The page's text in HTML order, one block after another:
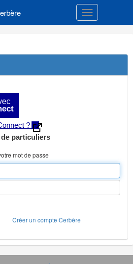
Toggle
?
particuliers
mot de passe
Créer un compte Cerbère